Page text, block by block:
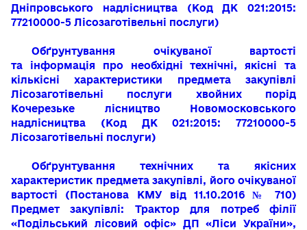
Дніпровського надлісництва (Код ДК 021:2015:
77210000-5 Лісозаготівельні послуги)
Обґрунтування очікуваної вартості
та інформація про необхідні технічні, якісні та
кількісні характеристики предмета закупівлі
Лісозаготівельні послуги хвойних порід
Кочерезьке лісництво Новомосковського
надлісництва (Код ДК 021:2015:
77210000-5
Лісозаготівельні послуги)
Обґрунтування технічних та якісних
характеристик предмета закупівлі, його очікуваної
вартості (Постанова КМУ від 11.10.2016 № 710)
Предмет закупівлі: Трактор для потреб філії
«Подільський лісовий офіс» ДП «Ліси України»,